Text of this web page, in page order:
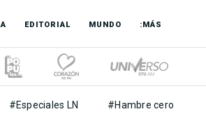
EDITORIAL MUNDO :MÁS
#Especiales LN #Hambre cero